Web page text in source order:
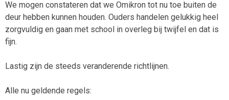
We mogen constateren dat we Omikron tot nu toe buiten de
deur hebben kunnen houden. Ouders handelen gelukkig heel
zorgvuldig en gaan met school in overleg bij twijfel en dat is
fijn.
Lastig zijn de steeds veranderende richtlijnen.
Alle nu geldende regels: